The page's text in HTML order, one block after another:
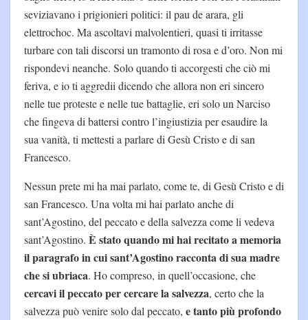
seviziavano i prigionieri politici: il pau de arara, gli
elettrochoc. Ma ascoltavi malvolentieri, quasi ti irritasse
turbare con tali discorsi un tramonto di rosa e d’oro. Non mi
rispondevi neanche. Solo quando ti accorgesti che ciò mi
feriva, e io ti aggredii dicendo che allora non eri sincero
nelle tue proteste e nelle tue battaglie, eri solo un Narciso
che fingeva di battersi contro l’ingiustizia per esaudire la
sua vanità, ti mettesti a parlare di Gesù Cristo e di san
Francesco.
Nessun prete mi ha mai parlato, come te, di Gesù Cristo e di
san Francesco. Una volta mi hai parlato anche di
sant’Agostino, del peccato e della salvezza come li vedeva
sant’Agostino. È stato quando mi hai recitato a memoria
il paragrafo in cui sant’Agostino racconta di sua madre
che si ubriaca. Ho compreso, in quell’occasione, che
cercavi il peccato per cercare la salvezza, certo che la
salvezza può venire solo dal peccato, e tanto più profondo